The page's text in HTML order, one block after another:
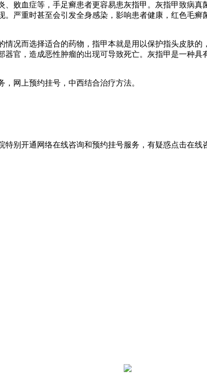
血症等，手足癣患者更容易患灰指甲。灰指甲致病真
严重时甚至会引发全身感染，影响患者健康，红色毛
而选择适合的药物，指甲本就是用以保护指头皮肤的
官，造成恶性肿瘤的出现可导致死亡。灰指甲是一种
网上预约挂号，中西结合治疗方法。
特别开通网络在线咨询和预约挂号服务，有疑惑点击在线